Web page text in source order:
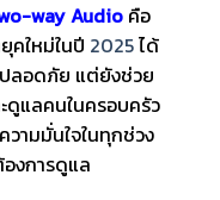
way Audioคือ
คใหม่ในปี 2025ได้
ลอดภัย แต่ยังช่วย
ดูแลคนในครอบครัว
วามมั่นใจในทุกช่วง
งการดูแล